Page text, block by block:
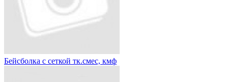
Бейсболка с сеткой тк.смес, кмф